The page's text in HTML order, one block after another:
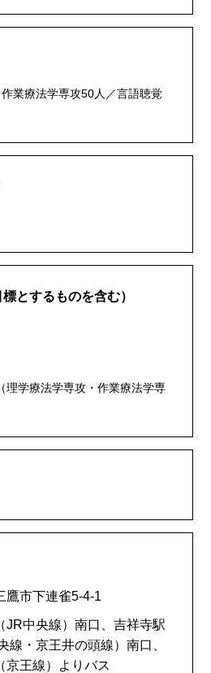
業療法学専攻50人／言語聴覚
とするものを含む）
理学療法学専攻・作業療法学専
鷹市下連雀5-4-1
JR中央線）南口、吉祥寺駅
線・京王井の頭線）南口、
京王線）よりバス